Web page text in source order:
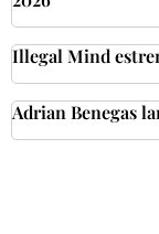
Illegal Mind
Adrian Benegas